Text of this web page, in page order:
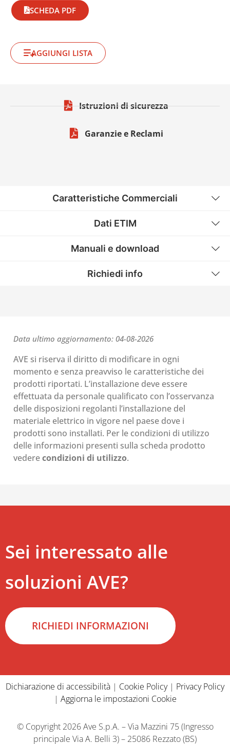
SCHEDA PDF
AGGIUNGI LISTA
Istruzioni di sicurezza
Garanzie e Reclami
Caratteristiche Commerciali
Dati ETIM
Manuali e download
Richiedi info
Data ultimo aggiornamento: 04-08-2026
AVE si riserva il diritto di modificare in ogni
momento e senza preavviso le caratteristiche dei
prodotti riportati. L’installazione deve essere
effettuata da personale qualificato con l’osservanza
delle disposizioni regolanti l’installazione del
materiale elettrico in vigore nel paese dove i
prodotti sono installati. Per le condizioni di utilizzo
delle informazioni presenti sulla scheda prodotto
vederecondizioni di utilizzo.
Sei interessato alle
soluzioni AVE?
RICHIEDI INFORMAZIONI
Dichiarazione di accessibilità | Cookie Policy| Privacy Policy
| Aggiorna le impostazioni Cookie
© Copyright 2026 Ave S.p.A. – Via Mazzini 75 (Ingresso
principale Via A. Belli 3) – 25086 Rezzato (BS)